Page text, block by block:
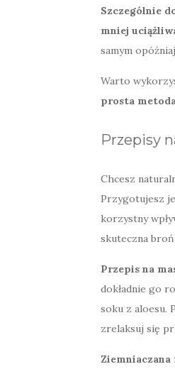
Szczególnie
mniej
samym
Warto
prosta
Przepisy
Chcesz
Przygotujesz
korzystny
skuteczna
Przepis na
dokładnie go
soku z aloesu.
zrelaksuj się